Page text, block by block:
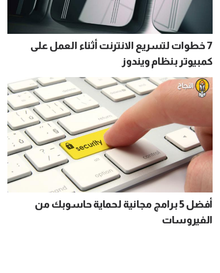
7 خطوات لتسريع الانترنت أثناء العمل على
كمبيوتر بنظام ويندوز
أفضل 5 برامج مجانية لحماية حاسوبك من
الفيروسات